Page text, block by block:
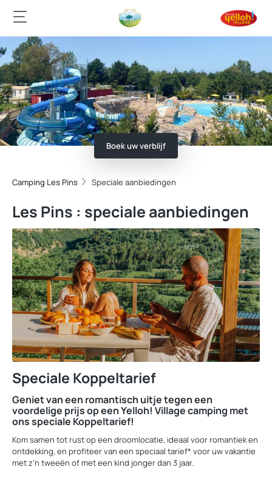
Boek uw verblijf
Camping Les Pins Speciale aanbiedingen
Les Pins : speciale aanbiedingen
Speciale Koppeltarief
Geniet van een romantisch uitje tegen een
voordelige prijs op een Yelloh! Village camping met
ons speciale Koppeltarief!
Kom samen tot rust op een droomlocatie, ideaal voor romantiek en
ontdekking, en profiteer van een speciaal tarief* voor uw vakantie
met z’n tweeën of met een kind jonger dan 3 jaar.